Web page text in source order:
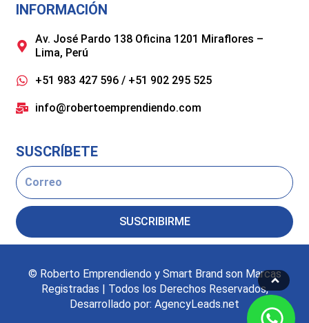
INFORMACIÓN
Av. José Pardo 138 Oficina 1201 Miraflores –
Lima, Perú
+51 983 427 596 / +51 902 295 525
info@robertoemprendiendo.com
SUSCRÍBETE
Email
SUSCRIBIRME
© Roberto Emprendiendo y Smart Brand son Marcas
Registradas | Todos los Derechos Reservados,
Desarrollado por: AgencyLeads.net